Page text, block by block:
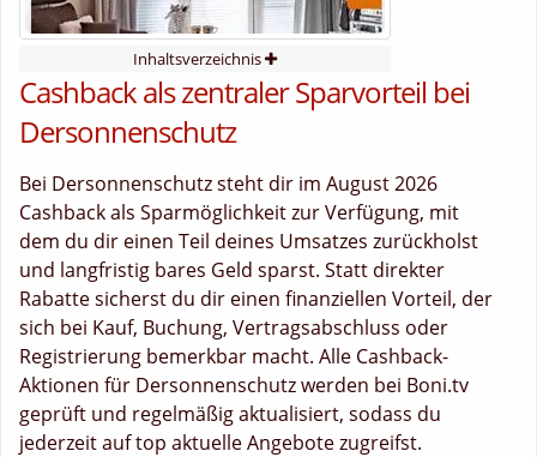
Inhaltsverzeichnis
Cashback als zentraler Sparvorteil bei
Dersonnenschutz
Bei Dersonnenschutz steht dir im August 2026
Cashback als Sparmöglichkeit zur Verfügung, mit
dem du dir einen Teil deines Umsatzes zurückholst
und langfristig bares Geld sparst. Statt direkter
Rabatte sicherst du dir einen finanziellen Vorteil, der
sich bei Kauf, Buchung, Vertragsabschluss oder
Registrierung bemerkbar macht. Alle Cashback-
Aktionen für Dersonnenschutz werden bei Boni.tv
geprüft und regelmäßig aktualisiert, sodass du
jederzeit auf top aktuelle Angebote zugreifst.